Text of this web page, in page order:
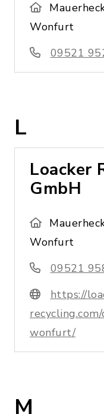
Wonfurt
09521
L
Loacker
GmbH
Wonfurt
09521
https://
wonfurt/
M